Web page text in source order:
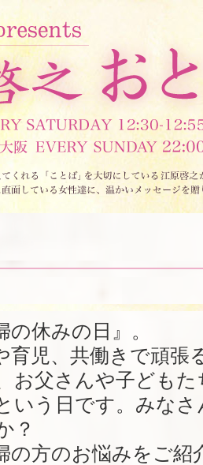
休みの日』。
育児、共働きで頑張
お父さんや子ども
いう日です。みな
？
の方のお悩みをご紹